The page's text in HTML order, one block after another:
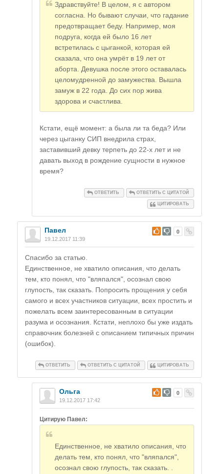
Здравствуйте! В целом, я с автором
согласна. Но бывают случаи, что гадание
предотвращает беду. Например, моя
подруга, когда ей было 16 лет
встретилась с цыганкой, которая ей
сказала, что она умрёт в 19 лет от
аборта. Девушка после этого оставалась
целомудренной до замужества. Вышла
замуж в 22 года. До сих пор жива
здорова и счастлива.
Кстати, ещё момент: а была ли та беда? Или
через цыганку СИП внедрила страх,
заставивший девку терпеть до 22-х лет и не
давать выход в рождение сущности в нужное
время?
ОТВЕТИТЬ ОТВЕТИТЬ С ЦИТАТОЙ
ЦИТИРОВАТЬ
# 0
Павел
19.12.2017 11:39
Спасибо за статью.
Единственное, не хватило описания, что делать
тем, кто понял, что "вляпался", осознал свою
глупость, так сказать. Попросить прощения у себя
самого и всех участников ситуации, всех простить и
пожелать всем заинтересованным в ситуации
разума и осознания. Кстати, неплохо бы уже издать
справочник болезней с описанием типичных причин
(ошибок).
ОТВЕТИТЬ ОТВЕТИТЬ С ЦИТАТОЙ ЦИТИРОВАТЬ
# 0
Ольга
19.12.2017 17:42
Цитирую Павел:
Единственное, не хватило описания, что
делать тем, кто понял, что "вляпался",
осознал свою глупость, так сказать. .